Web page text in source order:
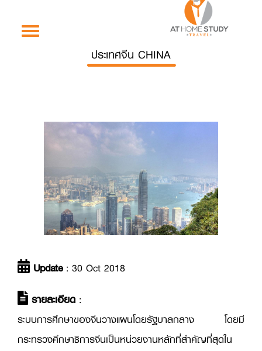
Toggle
ประเทศจีน CHINA
Update : 30 Oct 2018
รายละเอียด :
ระบบการศึกษาของจีนวางแผนโดยรัฐบาลกลาง โดยมี
กระทรวงศึกษาธิการจีนเป็นหน่วยงานหลักที่สำคัญที่สุดใน